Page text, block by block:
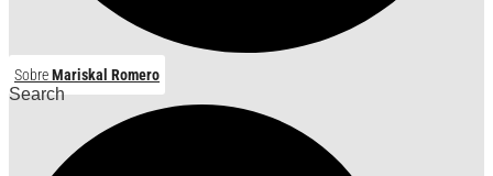
SobreMariskal Romero
Search